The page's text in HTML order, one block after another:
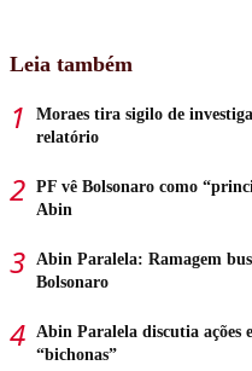
Leia também
Moraes tira sigilo de
relatório
PF vê Bolsonaro como
Abin
Abin Paralela: Ramagem
Bolsonaro
Abin Paralela discutia ações
“bichonas”